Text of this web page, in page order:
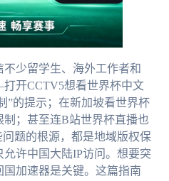
少留学生、海外工作者和
开CCTV5想看世界杯中文
”的提示；在新加坡看世界杯
；甚至连B站世界杯直播也
题的根源，都是地域版权保
许中国大陆IP访问。想要突
加速器是关键。这篇指南